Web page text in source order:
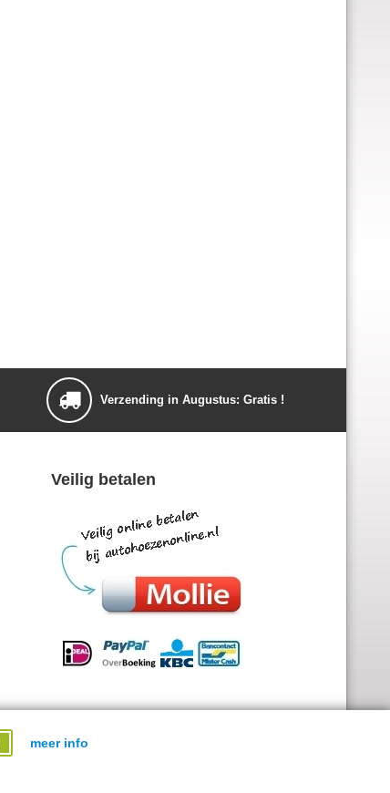
meer info
Verzending in Augustus: Gratis !
Veilig betalen